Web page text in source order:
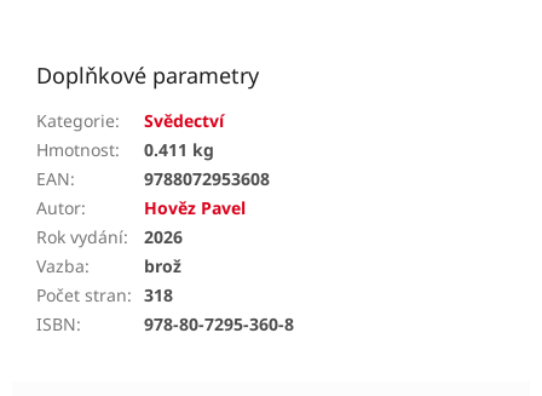
Doplňkové parametry
Kategorie:
Svědectví
Hmotnost:
0.411 kg
EAN:
9788072953608
Autor:
Hověz Pavel
Rok vydání:
2026
Vazba:
brož
Počet stran: 318
ISBN: 978-80-7295-360-8